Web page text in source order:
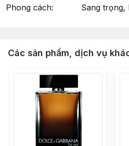
Phong cách: Sang trọng,
Các sản phẩm, dịch vụ